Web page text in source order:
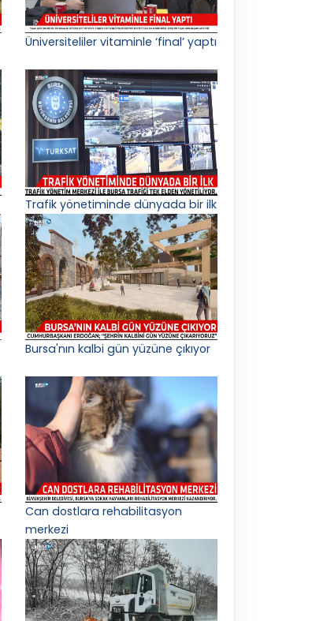
Üniversiteliler vitaminle ‘final’ yaptı
Trafik yönetiminde dünyada bir ilk
Bursa'nın kalbi gün yüzüne çıkıyor
Can dostlara rehabilitasyon
merkezi